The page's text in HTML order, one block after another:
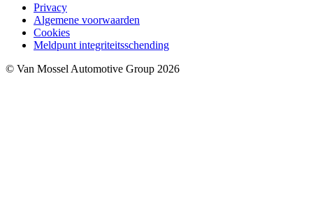
Privacy
Algemene voorwaarden
Cookies
Meldpunt integriteitsschending
© Van Mossel Automotive Group 2026